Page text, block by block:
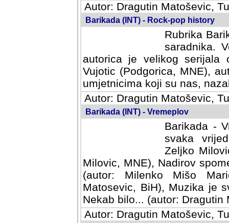
Autor: Dragutin Matoševic,
Barikada (INT) - Rock-pop history
Rubrika
saradnika.
autorica je velikog serijala
Vujotic (Podgorica, MNE),
umjetnicima koji su nas,
Autor: Dragutin Matoševic,
Barikada (INT) - Vremeplov
Barikada -
svaka
Milovic,
MNE), Nadirov spomenar
Milenko Mišo Maric, UK),
Muzika je svirala (autor:
(autor: Dragutin Matosevic,
Autor: Dragutin Matoševic,